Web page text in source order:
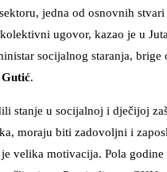
jedna od osnovnih stvari
ugovor, kazao je u
socijalnog staranja, brige
.
stanje u socijalnoj i dječijoj
moraju biti zadovoljni i
velika motivacija. Pola godine